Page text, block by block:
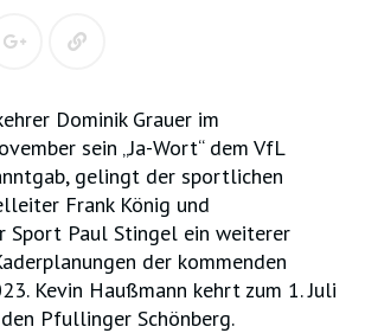
Dominik Grauer im
sein „Ja-Wort“ dem VfL
gelingt der sportlichen
Frank König und
Sport Paul Stingel ein weiterer
der kommenden
Kevin Haußmann kehrt zum 1. Juli
Pfullinger Schönberg.